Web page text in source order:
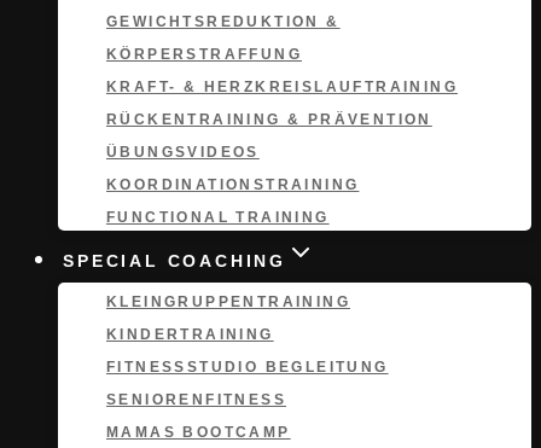
GEWICHTSREDUKTION &
KÖRPERSTRAFFUNG
KRAFT- & HERZKREISLAUFTRAINING
RÜCKENTRAINING & PRÄVENTION
ÜBUNGSVIDEOS
KOORDINATIONS­TRAINING
FUNCTIONAL TRAINING
SPECIAL COACHING
KLEINGRUPPEN­TRAINING
KINDERTRAINING
FITNESSSTUDIO BEGLEITUNG
SENIORENFITNESS
MAMAS BOOTCAMP